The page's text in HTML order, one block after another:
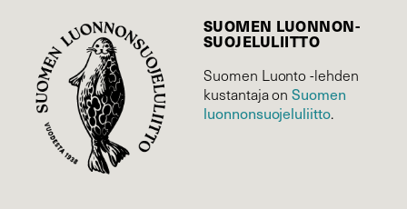
SUOMEN LUONNON­
SUOJELU­LIITTO
Suomen Luonto -lehden
kustantaja onSuomen
luonnonsuojelu­liitto.